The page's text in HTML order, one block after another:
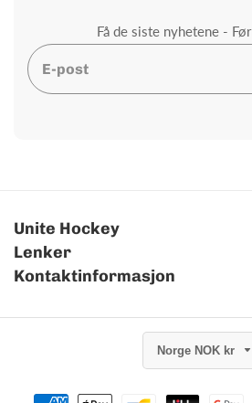
Få de siste nyhetene -
E-
Unite Hockey
Lenker
KontaktinformasjonKontaktinformasjon
Norge NOK kr